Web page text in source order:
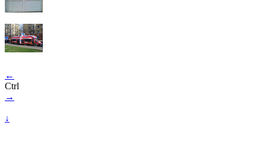
←
Ctrl
→
↓